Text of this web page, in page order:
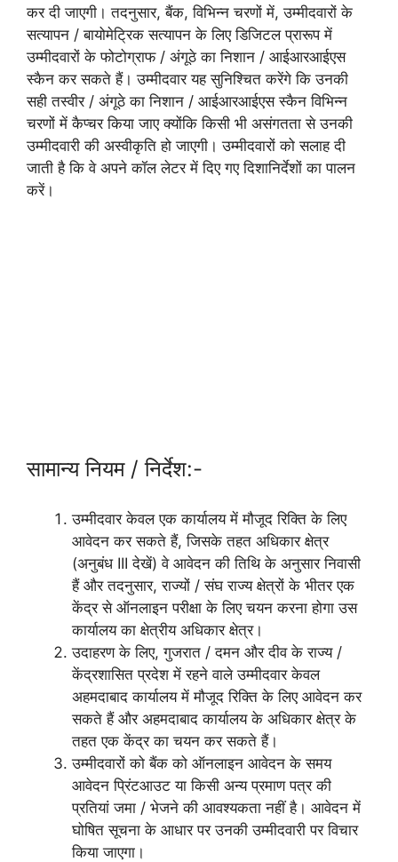
कर दी जाएगी। तदनुसार, बैंक, विभिन्न चरणों में, उम्मीदवारों के
सत्यापन / बायोमेट्रिक सत्यापन के लिए डिजिटल प्रारूप में
उम्मीदवारों के फोटोग्राफ / अंगूठे का निशान / आईआरआईएस
स्कैन कर सकते हैं। उम्मीदवार यह सुनिश्चित करेंगे कि उनकी
सही तस्वीर / अंगूठे का निशान / आईआरआईएस स्कैन विभिन्न
चरणों में कैप्चर किया जाए क्योंकि किसी भी असंगतता से उनकी
उम्मीदवारी की अस्वीकृति हो जाएगी। उम्मीदवारों को सलाह दी
जाती है कि वे अपने कॉल लेटर में दिए गए दिशानिर्देशों का पालन
करें।
सामान्य नियम / निर्देश:-
उम्मीदवार केवल एक कार्यालय में मौजूद रिक्ति के लिए
आवेदन कर सकते हैं, जिसके तहत अधिकार क्षेत्र
(अनुबंध III देखें) वे आवेदन की तिथि के अनुसार निवासी
हैं और तदनुसार, राज्यों / संघ राज्य क्षेत्रों के भीतर एक
केंद्र से ऑनलाइन परीक्षा के लिए चयन करना होगा उस
कार्यालय का क्षेत्रीय अधिकार क्षेत्र।
उदाहरण के लिए, गुजरात / दमन और दीव के राज्य /
केंद्रशासित प्रदेश में रहने वाले उम्मीदवार केवल
अहमदाबाद कार्यालय में मौजूद रिक्ति के लिए आवेदन कर
सकते हैं और अहमदाबाद कार्यालय के अधिकार क्षेत्र के
तहत एक केंद्र का चयन कर सकते हैं।
उम्मीदवारों को बैंक को ऑनलाइन आवेदन के समय
आवेदन प्रिंटआउट या किसी अन्य प्रमाण पत्र की
प्रतियां जमा / भेजने की आवश्यकता नहीं है। आवेदन में
घोषित सूचना के आधार पर उनकी उम्मीदवारी पर विचार
किया जाएगा।